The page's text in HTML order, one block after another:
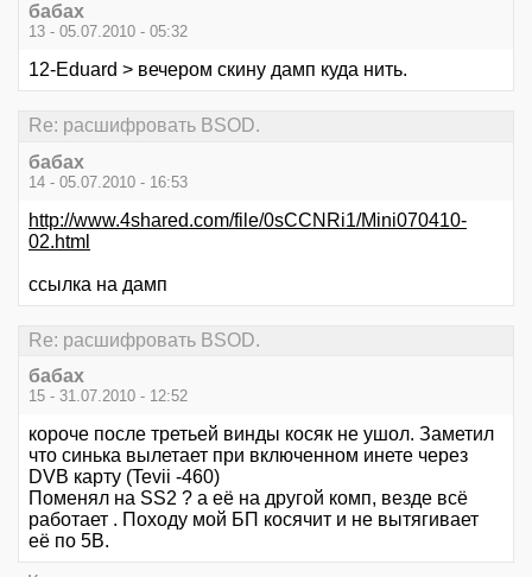
бабах
13 - 05.07.2010 - 05:32
12-Eduard > вечером скину дамп куда нить.
Re: расшифровать BSOD.
бабах
14 - 05.07.2010 - 16:53
http://www.4shared.com/file/0sCCNRi1/Mini070410-
02.html
ссылка на дамп
Re: расшифровать BSOD.
бабах
15 - 31.07.2010 - 12:52
короче после третьей винды косяк не ушол. Заметил
что синька вылетает при включенном инете через
DVB карту (Tevii -460)
Поменял на SS2 ? а её на другой комп, везде всё
работает . Походу мой БП косячит и не вытягивает
её по 5В.